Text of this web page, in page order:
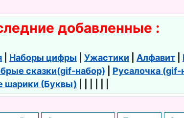
добавленные :
Наборы цифры Ужастики Алфавит
сказки(gif-набор) Русалочка (gif-
шарики (Буквы)